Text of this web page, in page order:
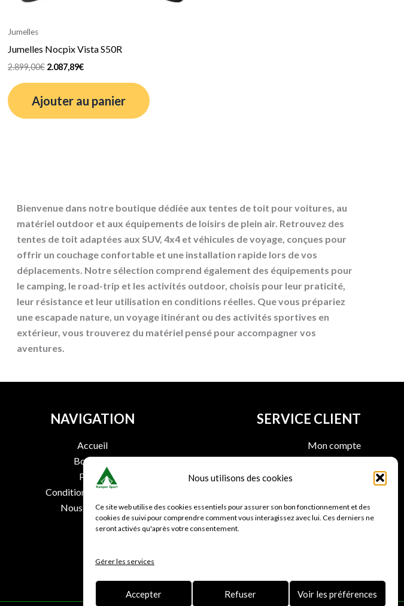
Nous utilisons des cookies
Ce site web utilise des cookies essentiels pour assurer son bon fonctionnement et des
cookies de suivi pour comprendre comment vous interagissez avec lui. Ces derniers ne
seront activés qu'après votre consentement.
Gérer les services
Accepter Refuser Voir les préférences
Jumelles
Jumelles Nocpix Vista S50R
2.899,00€ 2.087,89€
Ajouter au panier
Bienvenue dans notre boutique dédiée aux tentes de toit pour voitures, au
matériel outdoor et aux équipements de loisirs de plein air. Retrouvez des
tentes de toit adaptées aux SUV, 4x4 et véhicules de voyage, conçues pour
offrir un couchage confortable et une installation rapide lors de vos
déplacements. Notre sélection comprend également des équipements pour
le camping, le road-trip et les activités outdoor, choisis pour leur praticité,
leur résistance et leur utilisation en conditions réelles. Que vous prépariez
une escapade nature, un voyage itinérant ou des activités sportives en
extérieur, vous trouverez du matériel pensé pour accompagner vos
aventures.
NAVIGATION
Accueil
Boutique
Panier
Conditions de livraison
Nous contacter
Faq
SERVICE CLIENT
Mon compte
Suivre ma commande
Avis clients Kamper sport